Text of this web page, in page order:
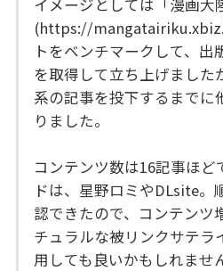
(https://
トをベンチマークして、出
を取得して立ち上げました
系の記事を投下するまでに
りました。
コンテンツ数は16記事ほど
ドは、星野ロミやDLsite。
認できたので、コンテンツ
チュラルな被リンクサテラ
用しても良いかもしれませ